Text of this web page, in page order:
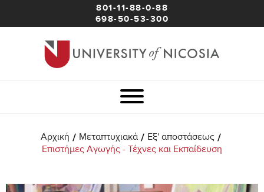
801-11-88-0-88
698-50-53-300
Αρχική / Μεταπτυχιακά / Εξ' αποστάσεως /
Επιστήμες Αγωγής - Τέχνες και Εκπαίδευση